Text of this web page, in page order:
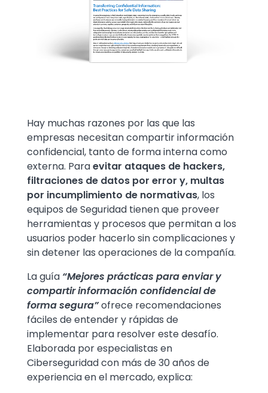
Text
Hay muchas razones por las que las
empresas necesitan compartir información
confidencial, tanto de forma interna como
externa. Paraevitar ataques de hackers,
filtraciones de datos por error y, multas
por incumplimiento de normativas, los
equipos de Seguridad tienen que proveer
herramientas y procesos que permitan a los
usuarios poder hacerlo sin complicaciones y
sin detener las operaciones de la compañía.
La guía “Mejores prácticas para enviar y
compartir información confidencial de
forma segura”ofrece recomendaciones
fáciles de entender y rápidas de
implementar para resolver este desafío.
Elaborada por especialistas en
Ciberseguridad con más de 30 años de
experiencia en el mercado, explica: